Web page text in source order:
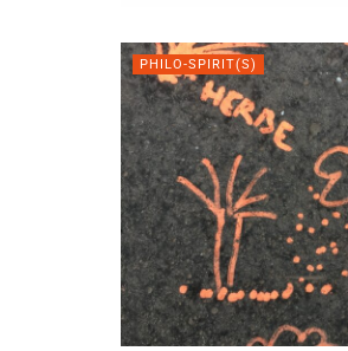
PHILO-SPIRIT(S)